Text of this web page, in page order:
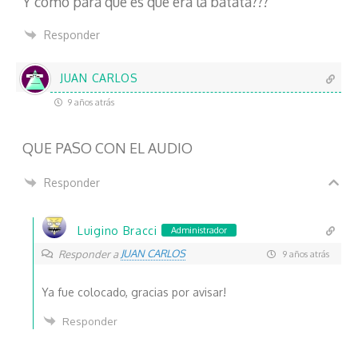
Responder
JUAN CARLOS
9 años atrás
QUE PASO CON EL AUDIO
Responder
Luigino Bracci Administrador
Responder aJUAN CARLOS 9 años atrás
Ya fue colocado, gracias por avisar!
Responder